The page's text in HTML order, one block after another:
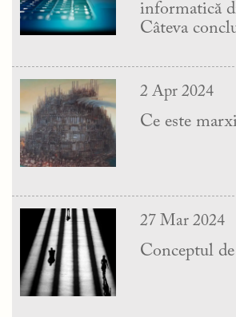
informatică
Câteva
2 Apr 2024
Ce este
27 Mar 2024
Conceptul